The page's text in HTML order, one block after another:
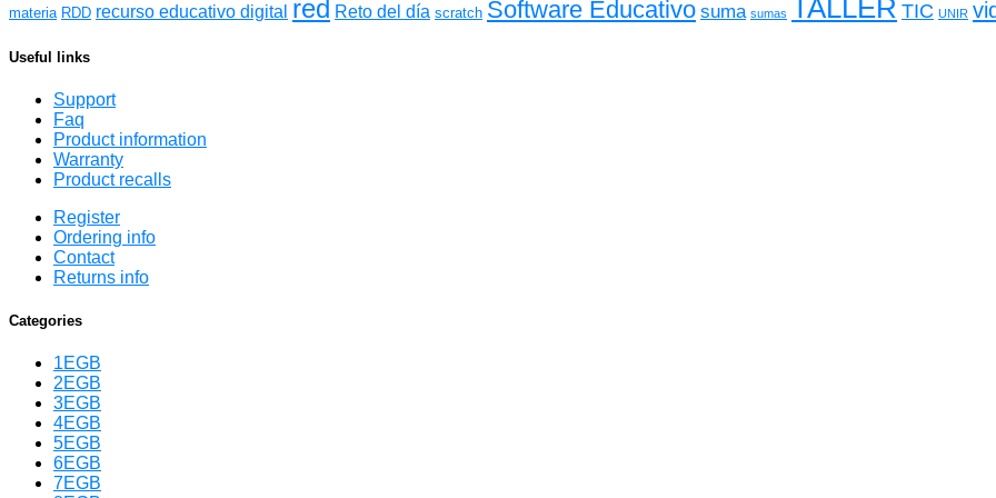
materia RDD recurso educativo digital red Reto del día scratch Software Educativo suma sumas TALLER TIC UNIR
Useful links
Support
Faq
Product information
Warranty
Product recalls
Register
Ordering info
Contact
Returns info
Categories
1EGB
2EGB
3EGB
4EGB
5EGB
6EGB
7EGB